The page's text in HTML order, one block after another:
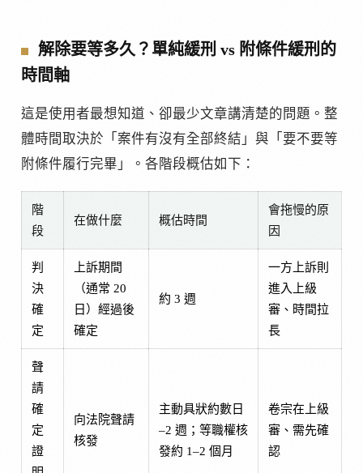
解除要等多久？單純緩刑 vs 附條件緩刑的
時間軸
這是使用者最想知道、卻最少文章講清楚的問題。整
體時間取決於「案件有沒有全部終結」與「要不要等
附條件履行完畢」。各階段概估如下：
階
段
在做什麼 概估時間
會拖慢的原
因
判
決
確
定
上訴期間
（通常 20
日）經過後
確定
約 3 週
一方上訴則
進入上級
審、時間拉
長
聲
請
確
定
證
向法院聲請
核發
主動具狀約數日
–2 週；等職權核
發約 1–2 個月
卷宗在上級
審、需先確
認